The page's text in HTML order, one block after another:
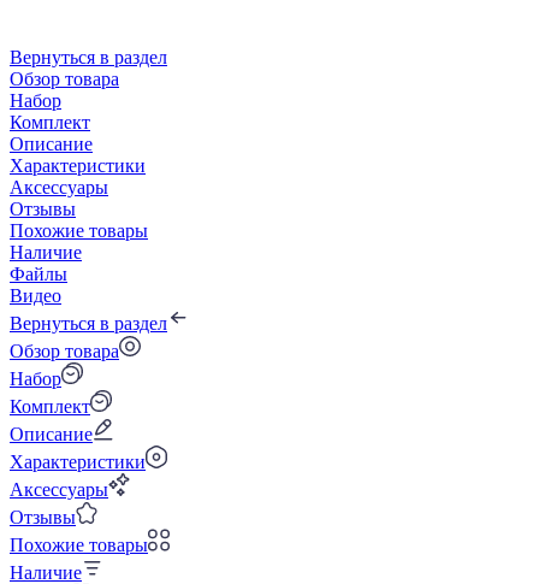
Вернуться в раздел
Обзор товара
Набор
Комплект
Описание
Характеристики
Аксессуары
Отзывы
Похожие товары
Наличие
Файлы
Видео
Вернуться в раздел
Обзор товара
Набор
Комплект
Описание
Характеристики
Аксессуары
Отзывы
Похожие товары
Наличие